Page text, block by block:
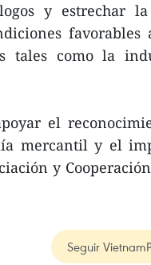
y estrechar
favorables
tales como la
el
mercantil y el
y
Seguir